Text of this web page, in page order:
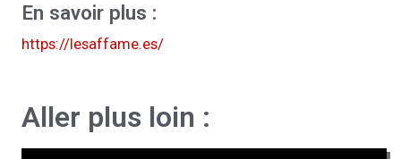
En savoir plus :
https://lesaffame.es/
Aller plus loin :